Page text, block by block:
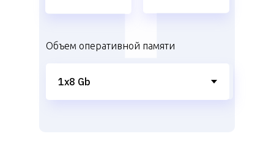
Объем оперативной памяти